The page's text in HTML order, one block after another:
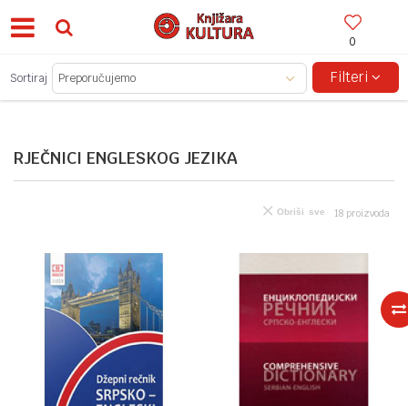
0
BESPLATNA ISPORUKA ZA IZNOSE PREKO 150KM!
RJEČNICI ENGLESKOG JEZIKA
Sortiraj Filteri
18 proizvoda
Obriši sve